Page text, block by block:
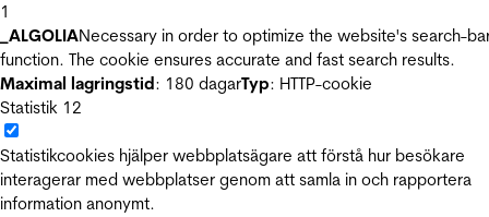
1
_ALGOLIANecessary in order to optimize the website's search-
function. The cookie ensures accurate and fast search results.
Maximal lagringstid: 180 dagarTyp: HTTP-cookie
Statistik 12
Statistikcookies hjälper webbplatsägare att förstå hur besökare
interagerar med webbplatser genom att samla in och rapportera
information anonymt.